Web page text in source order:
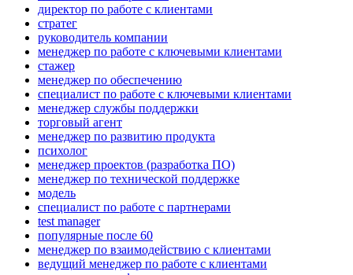
директор по работе с клиентами
стратег
руководитель компании
менеджер по работе с ключевыми клиентами
стажер
менеджер по обеспечению
специалист по работе с ключевыми клиентами
менеджер службы поддержки
торговый агент
менеджер по развитию продукта
психолог
менеджер проектов (разработка ПО)
менеджер по технической поддержке
модель
специалист по работе с партнерами
test manager
популярные после 60
менеджер по взаимодействию с клиентами
ведущий менеджер по работе с клиентами